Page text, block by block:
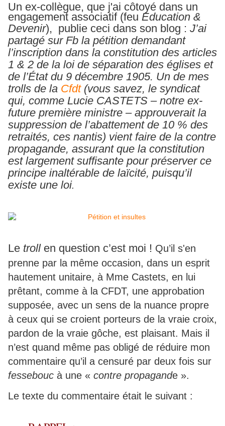
Un ex-collègue, que j'ai côtoyé dans un
engagement associatif (feu Education &
Devenir), publie ceci dans son blog : J’ai
partagé sur Fb la pétition demandant
l’inscription dans la constitution des articles
1 & 2 de la loi de séparation des églises et
de l’État du 9 décembre 1905. Un de mes
trolls de la Cfdt(vous savez, le syndicat
qui, comme Lucie CASTETS – notre ex-
future première ministre – approuverait la
suppression de l’abattement de 10 % des
retraités, ces nantis) vient faire de la contre
propagande, assurant que la constitution
est largement suffisante pour préserver ce
principe inaltérable de laïcité, puisqu’il
existe une loi.
Le trollen question c’est moi ! Qu’il s'en
prenne par la même occasion, dans un esprit
hautement unitaire, à Mme Castets, en lui
prêtant, comme à la CFDT, une approbation
supposée, avec un sens de la nuance propre
à ceux qui se croient porteurs de la vraie croix,
pardon de la vraie gôche, est plaisant. Mais il
n’est quand même pas obligé de réduire mon
commentaire qu’il a censuré par deux fois sur
fessebouc à une « contre propagande ».
Le texte du commentaire était le suivant :